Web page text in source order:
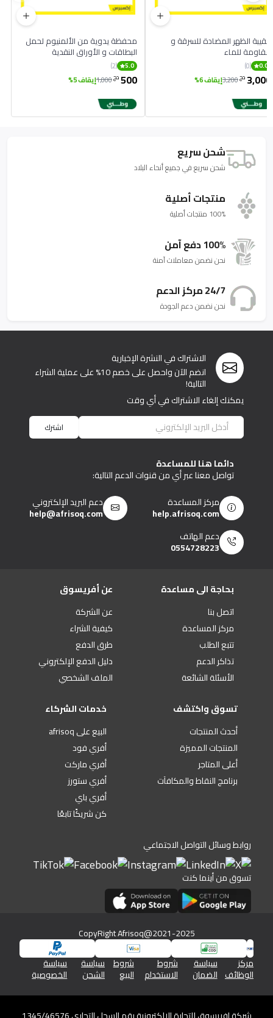
محفظة يدوية من الألمنيوم لحمل
البطاقات و الأوراق النقدية
5.0
(2)
500 دج 1,000إيقاف 5%
حقيبة الظهر المضادة للسرقة و
مقاومة للماء
0.0
(0)
3,000 دج 3,200إيقاف 6%
شحن سريع
شحن سريع في جميع أنحاء البلاد
منتجات أصلية
100% منتجات أصلية
100% دفع آمن
نحن نضمن معاملات آمنة
24/7 مركز الدعم
نحن نضمن دعم الجودة
الاشتراك في النشرة الإخبارية
انضم الآن واحصل على خصم 10% على عملية الشراء
التالية!
يمكنك إلغاء الاشتراك في أي وقت
اشترك
دائما هنا للمساعدة
تواصل معنا عبر أي من قنوات الدعم التالية:
مركز المساعدة
help.afrisoq.com
دعم البريد الإلكتروني
help@afrisoq.com
دعم الهاتف
0554728223
بحاجة الى مساعدة
اتصل بنا
مركز المساعدة
تتبع الطلب
تذاكر الدعم
الأسئلة الشائعة
عن أفريسوق
عن الشركة
كيفية الشراء
طرق الدفع
دليل الدفع الإلكتروني
الملف الشخصي
تسوق واكتشف
أحدث المنتجات
المنتجات المميزة
أعلى المتاجر
برنامج النقاط والمكافآت
خدمات الشركاء
البيع على afrisoq
أفري فود
أفري ماركت
أفري ستورز
أفري باي
كن شريكًا تابعًا
روابط وسائل التواصل الاجتماعي
تسوق من أينما كنت
CopyRight Afrisoq@2021-2025
مركز
الوظائف
سياسة
الضمان
شروط
الاستخدام
شروط
البيع
سياسة
الشحن
سياسة
الخصوصية